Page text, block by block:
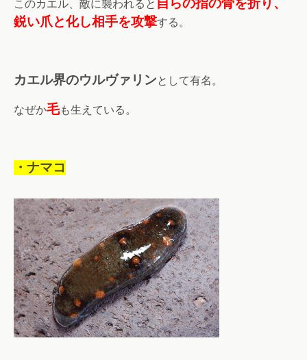
このカエル、敵に襲われると 自らの指の骨を折り、
鋭い爪と化し相手を攻撃する。
カエル界のウルヴァリンとして有名。
なぜか毛も生えている。
・ナマコ